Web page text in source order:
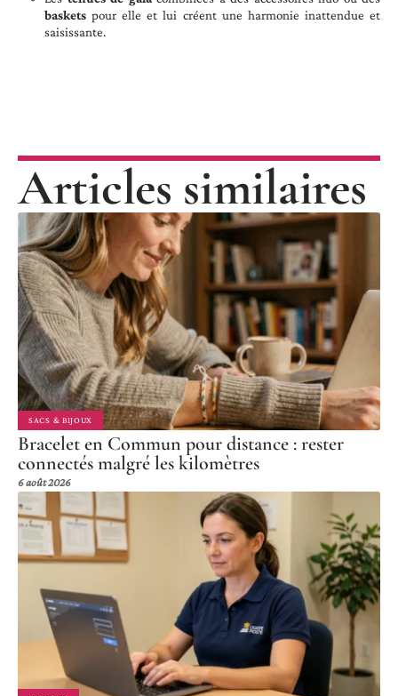
baskets pour elle et lui créent une harmonie inattendue et
saisissante.
Articles similaires
SACS & BIJOUX
Bracelet en Commun pour distance : rester
connectés malgré les kilomètres
6 août 2026